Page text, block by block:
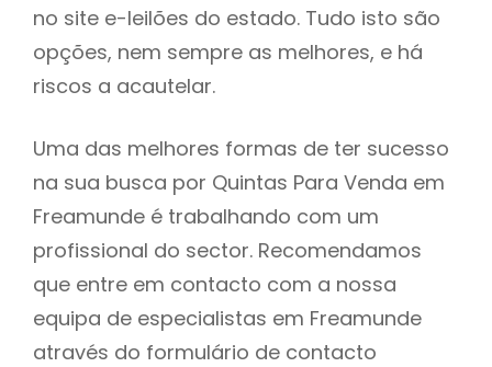
no site e-leilões do estado. Tudo isto são
opções, nem sempre as melhores, e há
riscos a acautelar.
Uma das melhores formas de ter sucesso
na sua busca por Quintas Para Venda em
Freamunde é trabalhando com um
profissional do sector. Recomendamos
que entre em contacto com a nossa
equipa de especialistas em Freamunde
através do formulário de contacto